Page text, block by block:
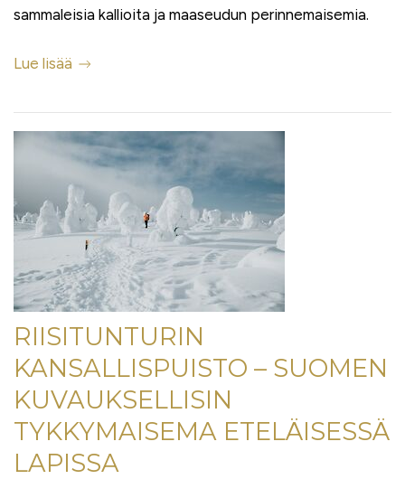
sammaleisia kallioita ja maaseudun perinnemaisemia.
Lue lisää
RIISITUNTURIN
KANSALLISPUISTO – SUOMEN
KUVAUKSELLISIN
TYKKYMAISEMA ETELÄISESSÄ
LAPISSA